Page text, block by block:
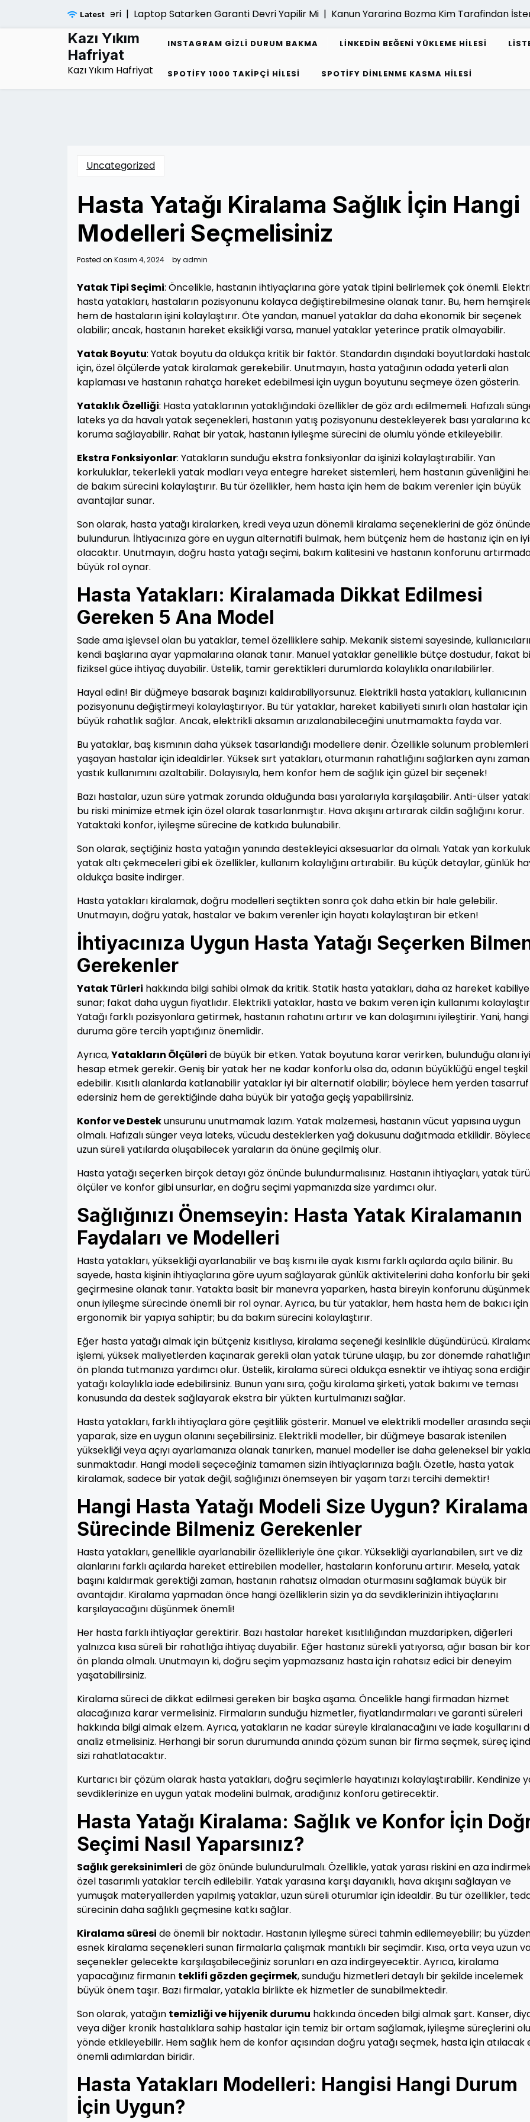
Latest Laptop Satarken Garanti Devri Yapilir Mi |Kanun Yararina Bozma Kim Tarafindan
Kazı Yıkım
Hafriyat
Kazı Yıkım Hafriyat
INSTAGRAM GIZLI DURUM BAKMA LINKEDIN BEĞENI YÜKLEME HILESI
SPOTIFY 1000 TAKIPÇI HILESI SPOTIFY DINLENME KASMA HILESI
Uncategorized
Hasta Yatağı Kiralama Sağlık İçin Hangi
Modelleri Seçmelisiniz
Posted on Kasım 4, 2024 byadmin
Yatak Tipi Seçimi: Öncelikle, hastanın ihtiyaçlarına göre yatak tipini belirlemek çok önemli.
hasta yatakları, hastaların pozisyonunu kolayca değiştirebilmesine olanak tanır. Bu, hem
hem de hastaların işini kolaylaştırır. Öte yandan, manuel yataklar da daha ekonomik bir seçenek
olabilir; ancak, hastanın hareket eksikliği varsa, manuel yataklar yeterince pratik olmayabilir.
Yatak Boyutu: Yatak boyutu da oldukça kritik bir faktör. Standardın dışındaki boyutlardaki
için, özel ölçülerde yatak kiralamak gerekebilir. Unutmayın, hasta yatağının odada yeterli alan
kaplaması ve hastanın rahatça hareket edebilmesi için uygun boyutunu seçmeye özen gösterin.
Yataklık Özelliği: Hasta yataklarının yataklığındaki özellikler de göz ardı edilmemeli. Hafızalı
lateks ya da havalı yatak seçenekleri, hastanın yatış pozisyonunu destekleyerek bası yaralarına
koruma sağlayabilir. Rahat bir yatak, hastanın iyileşme sürecini de olumlu yönde etkileyebilir.
Ekstra Fonksiyonlar: Yatakların sunduğu ekstra fonksiyonlar da işinizi kolaylaştırabilir. Yan
korkuluklar, tekerlekli yatak modları veya entegre hareket sistemleri, hem hastanın güvenliğini
de bakım sürecini kolaylaştırır. Bu tür özellikler, hem hasta için hem de bakım verenler için büyük
avantajlar sunar.
Son olarak, hasta yatağı kiralarken, kredi veya uzun dönemli kiralama seçeneklerini de göz önünde
bulundurun. İhtiyacınıza göre en uygun alternatifi bulmak, hem bütçeniz hem de hastanız için en
olacaktır. Unutmayın, doğru hasta yatağı seçimi, bakım kalitesini ve hastanın konforunu
büyük rol oynar.
Hasta Yatakları: Kiralamada Dikkat Edilmesi
Gereken 5 Ana Model
Sade ama işlevsel olan bu yataklar, temel özelliklere sahip. Mekanik sistemi sayesinde,
kendi başlarına ayar yapmalarına olanak tanır. Manuel yataklar genellikle bütçe dostudur, fakat
fiziksel güce ihtiyaç duyabilir. Üstelik, tamir gerektikleri durumlarda kolaylıkla onarılabilirler.
Hayal edin! Bir düğmeye basarak başınızı kaldırabiliyorsunuz. Elektrikli hasta yatakları, kullanıcının
pozisyonunu değiştirmeyi kolaylaştırıyor. Bu tür yataklar, hareket kabiliyeti sınırlı olan hastalar için
büyük rahatlık sağlar. Ancak, elektrikli aksamın arızalanabileceğini unutmamakta fayda var.
Bu yataklar, baş kısmının daha yüksek tasarlandığı modellere denir. Özellikle solunum problemleri
yaşayan hastalar için idealdirler. Yüksek sırt yatakları, oturmanın rahatlığını sağlarken aynı
yastık kullanımını azaltabilir. Dolayısıyla, hem konfor hem de sağlık için güzel bir seçenek!
Bazı hastalar, uzun süre yatmak zorunda olduğunda bası yaralarıyla karşılaşabilir. Anti-ülser
bu riski minimize etmek için özel olarak tasarlanmıştır. Hava akışını artırarak cildin sağlığını korur.
Yataktaki konfor, iyileşme sürecine de katkıda bulunabilir.
Son olarak, seçtiğiniz hasta yatağın yanında destekleyici aksesuarlar da olmalı. Yatak yan
yatak altı çekmeceleri gibi ek özellikler, kullanım kolaylığını artırabilir. Bu küçük detaylar, günlük
oldukça basite indirger.
Hasta yatakları kiralamak, doğru modelleri seçtikten sonra çok daha etkin bir hale gelebilir.
Unutmayın, doğru yatak, hastalar ve bakım verenler için hayatı kolaylaştıran bir etken!
İhtiyacınıza Uygun Hasta Yatağı Seçerken
Gerekenler
Yatak Türleri hakkında bilgi sahibi olmak da kritik. Statik hasta yatakları, daha az hareket
sunar; fakat daha uygun fiyatlıdır. Elektrikli yataklar, hasta ve bakım veren için kullanımı
Yatağı farklı pozisyonlara getirmek, hastanın rahatını artırır ve kan dolaşımını iyileştirir. Yani, hangi
duruma göre tercih yaptığınız önemlidir.
Ayrıca,Yatakların Ölçüleri de büyük bir etken. Yatak boyutuna karar verirken, bulunduğu alanı iyi
hesap etmek gerekir. Geniş bir yatak her ne kadar konforlu olsa da, odanın büyüklüğü engel teşkil
edebilir. Kısıtlı alanlarda katlanabilir yataklar iyi bir alternatif olabilir; böylece hem yerden tasarruf
edersiniz hem de gerektiğinde daha büyük bir yatağa geçiş yapabilirsiniz.
Konfor ve Destekunsurunu unutmamak lazım. Yatak malzemesi, hastanın vücut yapısına uygun
olmalı. Hafızalı sünger veya lateks, vücudu desteklerken yağ dokusunu dağıtmada etkilidir.
uzun süreli yatılarda oluşabilecek yaraların da önüne geçilmiş olur.
Hasta yatağı seçerken birçok detayı göz önünde bulundurmalısınız. Hastanın ihtiyaçları, yatak
ölçüler ve konfor gibi unsurlar, en doğru seçimi yapmanızda size yardımcı olur.
Sağlığınızı Önemseyin: Hasta Yatak Kiralamanın
Faydaları ve Modelleri
Hasta yatakları, yüksekliği ayarlanabilir ve baş kısmı ile ayak kısmı farklı açılarda açıla bilinir. Bu
sayede, hasta kişinin ihtiyaçlarına göre uyum sağlayarak günlük aktivitelerini daha konforlu bir
geçirmesine olanak tanır. Yatakta basit bir manevra yaparken, hasta bireyin konforunu
onun iyileşme sürecinde önemli bir rol oynar. Ayrıca, bu tür yataklar, hem hasta hem de bakıcı için
ergonomik bir yapıya sahiptir; bu da bakım sürecini kolaylaştırır.
Eğer hasta yatağı almak için bütçeniz kısıtlıysa, kiralama seçeneği kesinlikle düşündürücü.
işlemi, yüksek maliyetlerden kaçınarak gerekli olan yatak türüne ulaşıp, bu zor dönemde
ön planda tutmanıza yardımcı olur. Üstelik, kiralama süreci oldukça esnektir ve ihtiyaç sona
yatağı kolaylıkla iade edebilirsiniz. Bunun yanı sıra, çoğu kiralama şirketi, yatak bakımı ve teması
konusunda da destek sağlayarak ekstra bir yükten kurtulmanızı sağlar.
Hasta yatakları, farklı ihtiyaçlara göre çeşitlilik gösterir. Manuel ve elektrikli modeller arasında
yaparak, size en uygun olanını seçebilirsiniz. Elektrikli modeller, bir düğmeye basarak istenilen
yüksekliği veya açıyı ayarlamanıza olanak tanırken, manuel modeller ise daha geleneksel bir
sunmaktadır. Hangi modeli seçeceğiniz tamamen sizin ihtiyaçlarınıza bağlı. Özetle, hasta yatak
kiralamak, sadece bir yatak değil, sağlığınızı önemseyen bir yaşam tarzı tercihi demektir!
Hangi Hasta Yatağı Modeli Size Uygun? Kiralama
Sürecinde Bilmeniz Gerekenler
Hasta yatakları, genellikle ayarlanabilir özellikleriyle öne çıkar. Yüksekliği ayarlanabilen, sırt ve diz
alanlarını farklı açılarda hareket ettirebilen modeller, hastaların konforunu artırır. Mesela, yatak
başını kaldırmak gerektiği zaman, hastanın rahatsız olmadan oturmasını sağlamak büyük bir
avantajdır. Kiralama yapmadan önce hangi özelliklerin sizin ya da sevdiklerinizin ihtiyaçlarını
karşılayacağını düşünmek önemli!
Her hasta farklı ihtiyaçlar gerektirir. Bazı hastalar hareket kısıtlılığından muzdaripken, diğerleri
yalnızca kısa süreli bir rahatlığa ihtiyaç duyabilir. Eğer hastanız sürekli yatıyorsa, ağır basan bir
ön planda olmalı. Unutmayın ki, doğru seçim yapmazsanız hasta için rahatsız edici bir deneyim
yaşatabilirsiniz.
Kiralama süreci de dikkat edilmesi gereken bir başka aşama. Öncelikle hangi firmadan hizmet
alacağınıza karar vermelisiniz. Firmaların sunduğu hizmetler, fiyatlandırmaları ve garanti süreleri
hakkında bilgi almak elzem. Ayrıca, yatakların ne kadar süreyle kiralanacağını ve iade koşullarını
analiz etmelisiniz. Herhangi bir sorun durumunda anında çözüm sunan bir firma seçmek, süreç
sizi rahatlatacaktır.
Kurtarıcı bir çözüm olarak hasta yatakları, doğru seçimlerle hayatınızı kolaylaştırabilir. Kendinize
sevdiklerinize en uygun yatak modelini bulmak, aradığınız konforu getirecektir.
Hasta Yatağı Kiralama: Sağlık ve Konfor İçin
Seçimi Nasıl Yaparsınız?
Sağlık gereksinimleri de göz önünde bulundurulmalı. Özellikle, yatak yarası riskini en aza
özel tasarımlı yataklar tercih edilebilir. Yatak yarasına karşı dayanıklı, hava akışını sağlayan ve
yumuşak materyallerden yapılmış yataklar, uzun süreli oturumlar için idealdir. Bu tür özellikler,
sürecinin daha sağlıklı geçmesine katkı sağlar.
Kiralama süresi de önemli bir noktadır. Hastanın iyileşme süreci tahmin edilemeyebilir; bu
esnek kiralama seçenekleri sunan firmalarla çalışmak mantıklı bir seçimdir. Kısa, orta veya uzun
seçenekler gelecekte karşılaşabileceğiniz sorunları en aza indirgeyecektir. Ayrıca, kiralama
yapacağınız firmanın teklifi gözden geçirmek, sunduğu hizmetleri detaylı bir şekilde incelemek
büyük önem taşır. Bazı firmalar, yatakla birlikte ek hizmetler de sunabilmektedir.
Son olarak, yatağın temizliği ve hijyenik durumu hakkında önceden bilgi almak şart. Kanser,
veya diğer kronik hastalıklara sahip hastalar için temiz bir ortam sağlamak, iyileşme süreçlerini
yönde etkileyebilir. Hem sağlık hem de konfor açısından doğru yatağı seçmek, hasta için atılacak
önemli adımlardan biridir.
Hasta Yatakları Modelleri: Hangisi Hangi Durum
İçin Uygun?